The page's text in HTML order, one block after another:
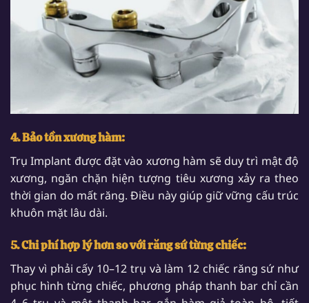
4. Bảo tồn xương hàm:
Trụ Implant được đặt vào xương hàm sẽ duy trì mật độ
xương, ngăn chặn hiện tượng tiêu xương xảy ra theo
thời gian do mất răng. Điều này giúp giữ vững cấu trúc
khuôn mặt lâu dài.
5. Chi phí hợp lý hơn so với răng sứ từng chiếc:
Thay vì phải cấy 10–12 trụ và làm 12 chiếc răng sứ như
phục hình từng chiếc, phương pháp thanh bar chỉ cần